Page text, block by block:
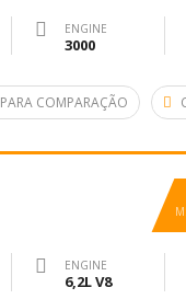
ENGINE
3000
COMPARAÇÃO
ENGINE
6,2L V8